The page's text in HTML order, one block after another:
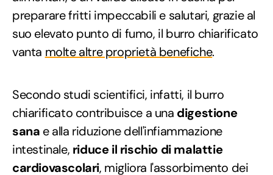
preparare fritti impeccabili e salutari, grazie al
suo elevato punto di fumo, il burro chiarificato
vanta molte altre proprietà benefiche.
Secondo studi scientifici, infatti, il burro
chiarificato contribuisce a una digestione
sana e alla riduzione dell'infiammazione
intestinale, riduce il rischio di malattie
cardiovascolari, migliora l'assorbimento dei